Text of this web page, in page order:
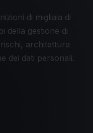
di migliaia di
della gestione di
architettura
dei dati personali.